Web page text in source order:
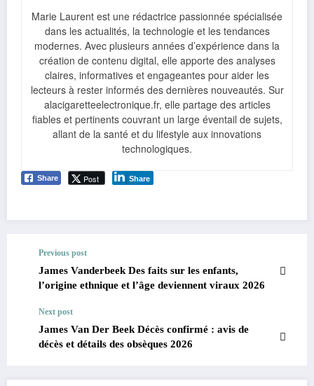
Marie Laurent est une rédactrice passionnée spécialisée
dans les actualités, la technologie et les tendances
modernes. Avec plusieurs années d’expérience dans la
création de contenu digital, elle apporte des analyses
claires, informatives et engageantes pour aider les
lecteurs à rester informés des dernières nouveautés. Sur
alacigaretteelectronique.fr, elle partage des articles
fiables et pertinents couvrant un large éventail de sujets,
allant de la santé et du lifestyle aux innovations
technologiques.
Share Post Share
Previous post
James Vanderbeek Des faits sur les enfants,
l’origine ethnique et l’âge deviennent viraux 2026
Next post
James Van Der Beek Décès confirmé : avis de
décès et détails des obsèques 2026